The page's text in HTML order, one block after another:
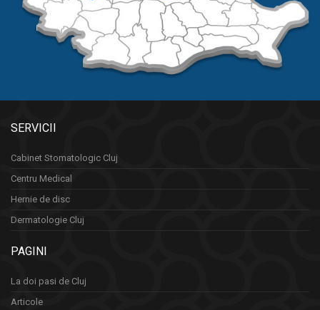
SERVICII
Cabinet Stomatologic Cluj
Centru Medical
Hernie de disc
Dermatologie Cluj
PAGINI
La doi pasi de Cluj
Articole